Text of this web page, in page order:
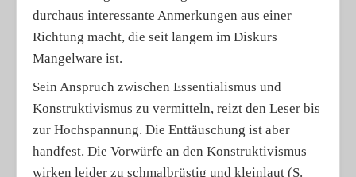
durchaus interessante Anmerkungen aus einer
Richtung macht, die seit langem im Diskurs
Mangelware ist.
Sein Anspruch zwischen Essentialismus und
Konstruktivismus zu vermitteln, reizt den Leser bis
zur Hochspannung. Die Enttäuschung ist aber
handfest. Die Vorwürfe an den Konstruktivismus
wirken leider zu schmalbrüstig und kleinlaut (S.